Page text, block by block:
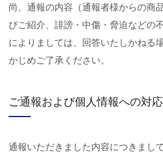
尚、通報の内容（通報者様からの商
びご紹介、誹謗・中傷・脅迫などの
によりましては、回答いたしかねる
かじめご了承ください。
ご通報および個人情報への対応
通報いただきました内容につきまし